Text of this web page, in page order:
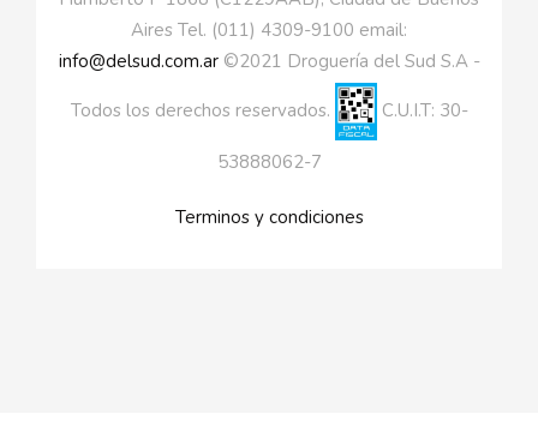
Aires Tel. (011) 4309-9100 email:
info@delsud.com.ar©2021 Droguería del Sud S.A -
Todos los derechos reservados. C.U.I.T: 30-
53888062-7
Terminos y condiciones